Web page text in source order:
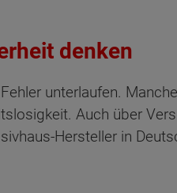
denken
unterlaufen.
Auch über
Hersteller in